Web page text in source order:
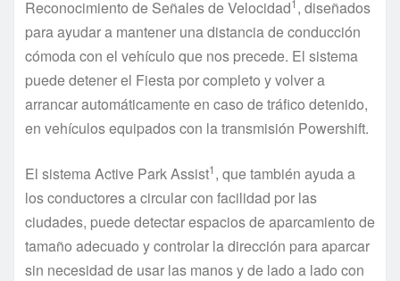
Reconocimiento de Señales de Velocidad , diseñados
para ayudar a mantener una distancia de conducción
cómoda con el vehículo que nos precede. El sistema
puede detener el Fiesta por completo y volver a
arrancar automáticamente en caso de tráfico detenido,
en vehículos equipados con la transmisión Powershift.
El sistema Active Park Assist1 , que también ayuda a
los conductores a circular con facilidad por las
ciudades, puede detectar espacios de aparcamiento de
tamaño adecuado y controlar la dirección para aparcar
sin necesidad de usar las manos y de lado a lado con